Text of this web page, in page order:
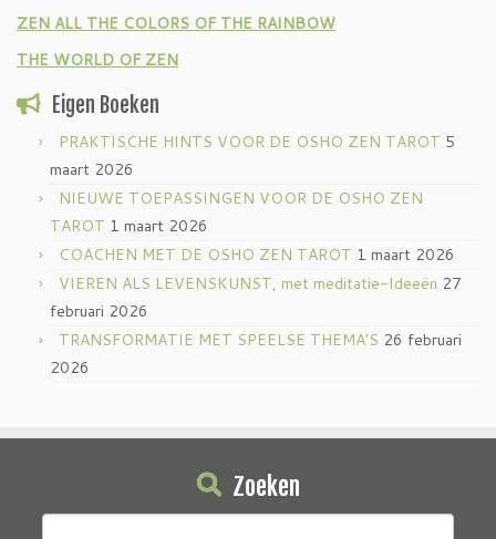
ZEN ALL THE COLORS OF THE RAINBOW
THE WORLD OF ZEN
Eigen Boeken
PRAKTISCHE HINTS VOOR DE OSHO ZEN TAROT 5
maart 2026
NIEUWE TOEPASSINGEN VOOR DE OSHO ZEN
TAROT 1 maart 2026
COACHEN MET DE OSHO ZEN TAROT 1 maart 2026
VIEREN ALS LEVENSKUNST, met meditatie-Ideeën 27
februari 2026
TRANSFORMATIE MET SPEELSE THEMA’S 26 februari
2026
Zoeken